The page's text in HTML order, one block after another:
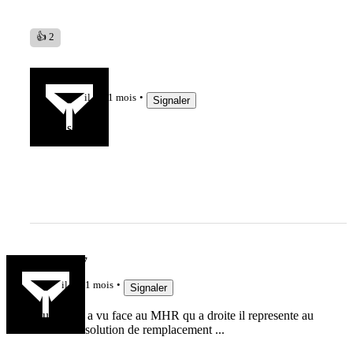
👍 2
il y a 1 mois Signaler
Priso aussi.
fredo69007
il y a 1 mois Signaler
Sauf qu on a vu face au MHR qu a droite il represente au
mieux une solution de remplacement ...